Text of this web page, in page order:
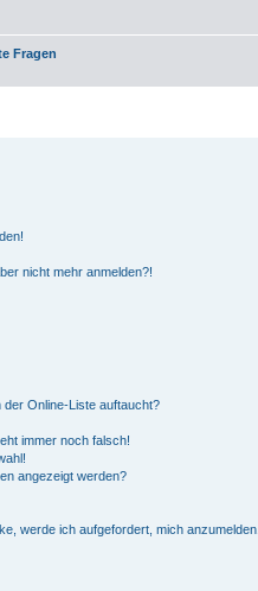
Fragen
nicht mehr anmelden?!
Online-Liste auftaucht?
immer noch falsch!
angezeigt werden?
werde ich aufgefordert, mich anzumelden.